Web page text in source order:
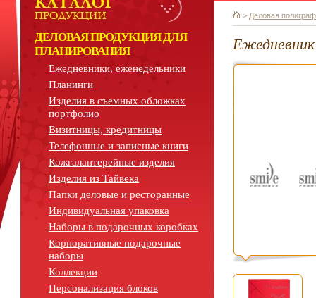
ДЕЛОВАЯ ПРОДУКЦИЯ ДЛЯ
ПЛАНИРОВАНИЯ
Ежедневники, еженедельники
Планинги
Изделия в съемных обложках
портфолио
Визитницы, кредитницы
Телефонные и записные книги
Кожгалантерейные изделия
Изделия из Тайвека
Папки деловые и ресторанные
Индивидуальная упаковка
Наборы в подарочных коробках
Корпоративные подарочные
наборы
Коллекции
Персонализация блоков
> Деловая